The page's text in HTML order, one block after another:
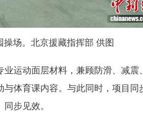
场。北京援藏指挥部 供图
动面层材料，兼顾防滑、减震
体育课内容。与此同时，项目
步见效。